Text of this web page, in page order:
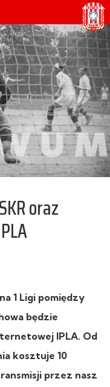
oraz
1 Ligi pomiędzy
będzie
IPLA. Od
kosztuje 10
przez nasz